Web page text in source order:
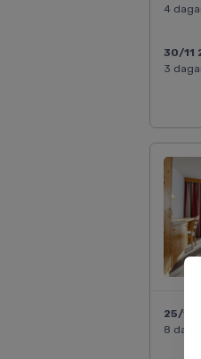
4
30/11
3
25/12
8 dagar